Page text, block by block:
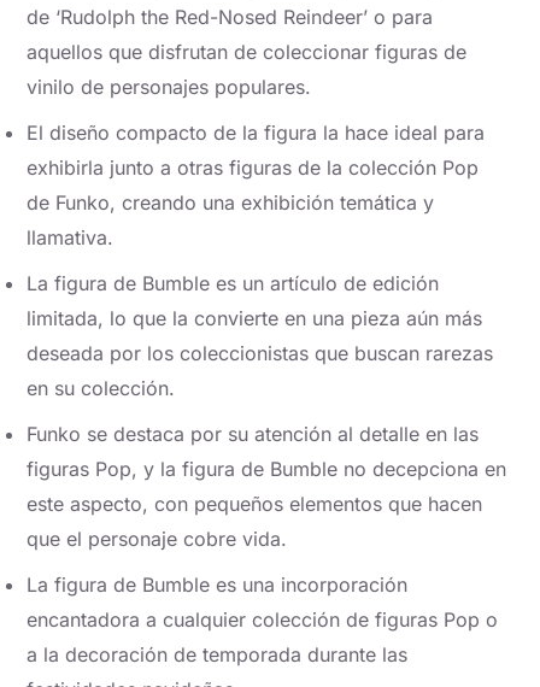
de ‘Rudolph the Red-Nosed Reindeer’ o para
aquellos que disfrutan de coleccionar figuras de
vinilo de personajes populares.
El diseño compacto de la figura la hace ideal para
exhibirla junto a otras figuras de la colección Pop
de Funko, creando una exhibición temática y
llamativa.
La figura de Bumble es un artículo de edición
limitada, lo que la convierte en una pieza aún más
deseada por los coleccionistas que buscan rarezas
en su colección.
Funko se destaca por su atención al detalle en las
figuras Pop, y la figura de Bumble no decepciona en
este aspecto, con pequeños elementos que hacen
que el personaje cobre vida.
La figura de Bumble es una incorporación
encantadora a cualquier colección de figuras Pop o
a la decoración de temporada durante las